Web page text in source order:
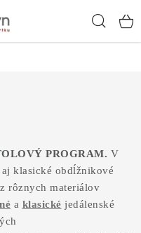
LAMELAMI
PROGRAM. V
klasické obdĺžnikové
rôznych materiálov
a klasické jedálenské